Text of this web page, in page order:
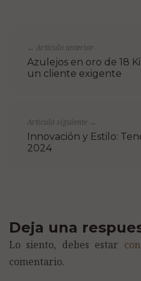
← Artículo anterior
Azulejos en oro de 18
un cliente exigente
Artículo siguiente →
Innovación y Estilo:
2024
Deja una
Lo siento, debes estar
comentario.